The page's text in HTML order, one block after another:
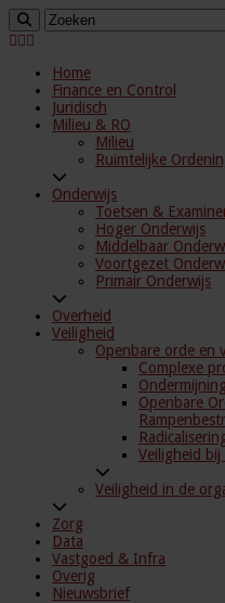
Home
Finance en Control
Juridisch
Milieu & RO
Milieu
Ruimtelijke
Onderwijs
Toetsen &
Hoger Onderwijs
Middelbaar
Voortgezet
Primair Onderwijs
Overheid
Veiligheid
Openbare orde en
Complexe
Openbare
Veiligheid bij
Veiligheid in de
Zorg
Data
Vastgoed & Infra
Overig
Nieuwsbrief